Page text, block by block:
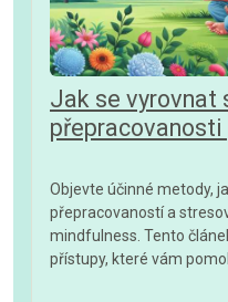
Jak se vyrovnat
Objevte účinné metody,
přepracovaností a
mindfulness. Tento
přístupy, které vám